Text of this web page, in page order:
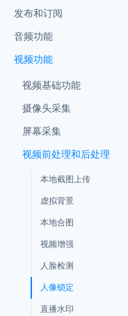
HarmonyOS
C# (Windows)
Unity
Flutter
React Native
Unreal (C++)
React
发布和订阅
音频功能
视频功能
视频基础功能
摄像头采集
屏幕采集
视频前处理和后处理
本地截图上传
虚拟背景
本地合图
视频增强
人脸检测
人像锁定
直播水印